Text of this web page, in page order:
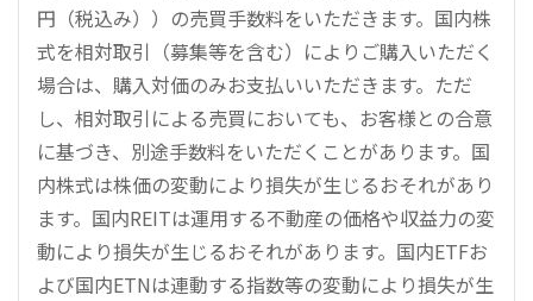
円（税込み））の売買手数料をいただきます。国内株
式を相対取引（募集等を含む）によりご購入いただく
場合は、購入対価のみお支払いいただきます。ただ
し、相対取引による売買においても、お客様との合意
に基づき、別途手数料をいただくことがあります。国
内株式は株価の変動により損失が生じるおそれがあり
ます。国内REITは運用する不動産の価格や収益力の変
動により損失が生じるおそれがあります。国内ETFお
よび国内ETNは連動する指数等の変動により損失が生